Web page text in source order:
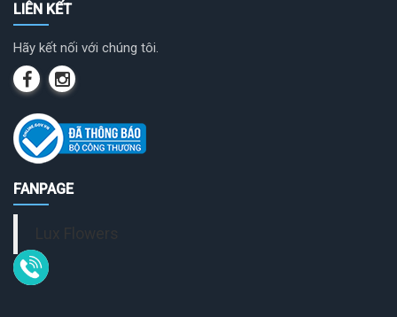
LIÊN KẾT
Hãy kết nối với chúng tôi.
FANPAGE
Lux Flowers